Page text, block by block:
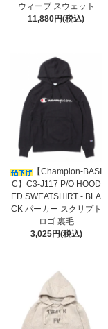
ウィーブ スウェット
11,880円(税込)
【Champion-BASI
C】C3-J117 P/O HOOD
ED SWEATSHIRT - BLA
CK パーカー スクリプト
ロゴ 裏毛
3,025円(税込)